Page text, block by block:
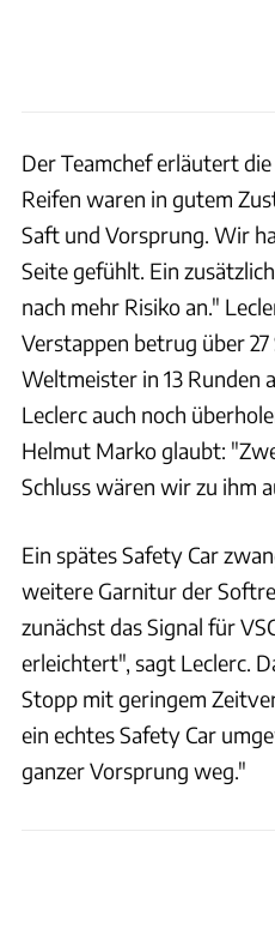
Der Teamchef erläutert
Reifen waren in gutem
Saft und Vorsprung. Wir
Seite gefühlt. Ein
nach mehr Risiko an."
Verstappen betrug über
Weltmeister in 13 Runden
Leclerc auch noch
Helmut Marko glaubt:
Schluss wären wir zu ihm
Ein spätes Safety Car
weitere Garnitur der
zunächst das Signal für
erleichtert", sagt Leclerc.
Stopp mit geringem
ein echtes Safety Car
ganzer Vorsprung weg."